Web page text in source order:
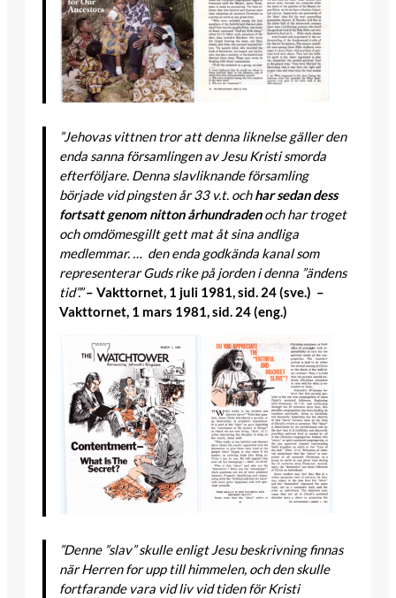
”Jehovas vittnen tror att denna liknelse gäller den
enda sanna församlingen av Jesu Kristi smorda
efterföljare. Denna slavliknande församling
började vid pingsten år 33 v.t. ochhar sedan dess
fortsatt genom nitton århundradenoch har troget
och omdömesgillt gett mat åt sina andliga
medlemmar. … den enda godkända kanal som
representerar Guds rike på jorden i denna ”ändens
tid”.”– Vakttornet, 1 juli 1981, sid. 24 (sve.) –
Vakttornet, 1 mars 1981, sid. 24 (eng.)
”Denne ”slav” skulle enligt Jesu beskrivning finnas
när Herren for upp till himmelen, och den skulle
fortfarande vara vid liv vid tiden för Kristi